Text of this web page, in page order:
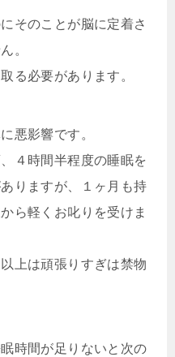
そのことが脳に定着さ
。
る必要があります。
悪影響です。
４時間半程度の睡眠を
りますが、１ヶ月も持
ら軽くお叱りを受けま
上は頑張りすぎは禁物
時間が足りないと次の